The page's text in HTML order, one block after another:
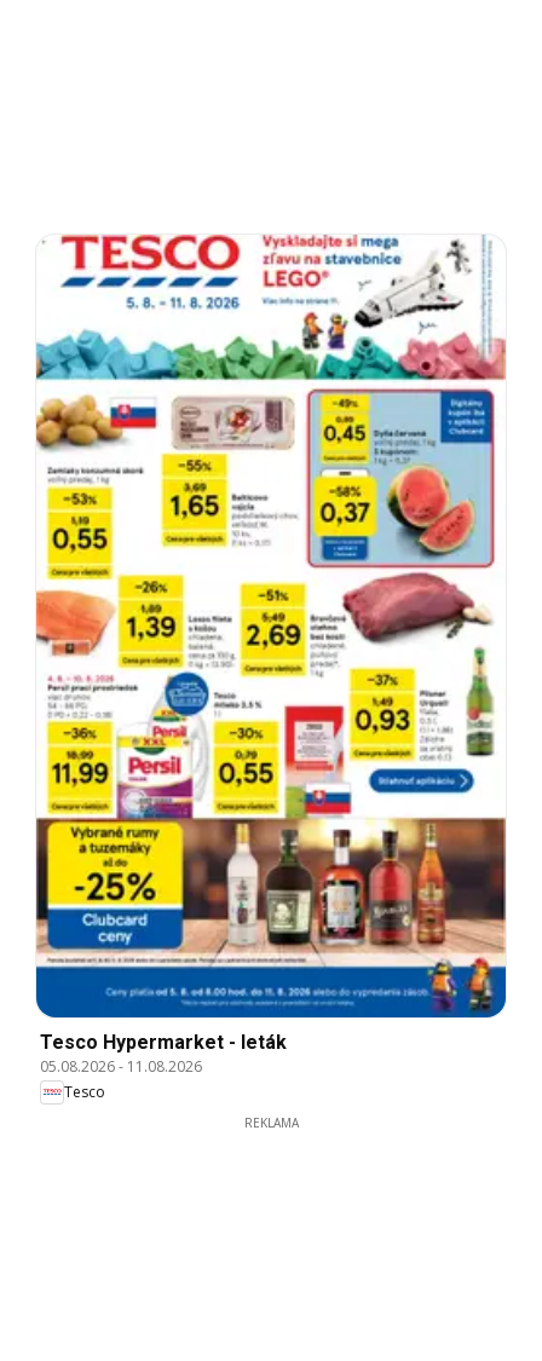
Tesco Hypermarket - leták
05.08.2026- 11.08.2026
Tesco
REKLAMA